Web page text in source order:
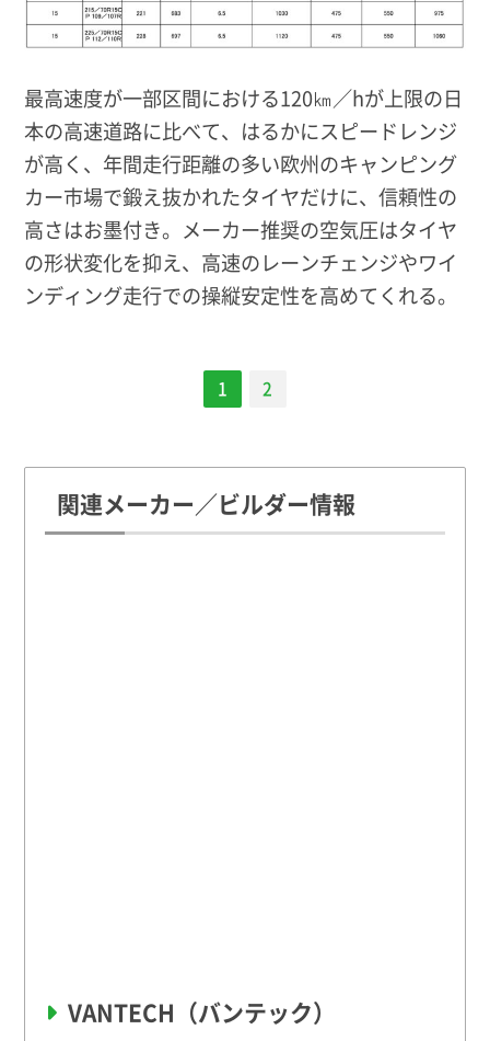
最高速度が一部区間における120㎞／hが上限の日
本の高速道路に比べて、はるかにスピードレンジ
が高く、年間走行距離の多い欧州のキャンピング
カー市場で鍛え抜かれたタイヤだけに、信頼性の
高さはお墨付き。メーカー推奨の空気圧はタイヤ
の形状変化を抑え、高速のレーンチェンジやワイ
ンディング走行での操縦安定性を高めてくれる。
1 2
関連メーカー／ビルダー情報
VANTECH（バンテック）